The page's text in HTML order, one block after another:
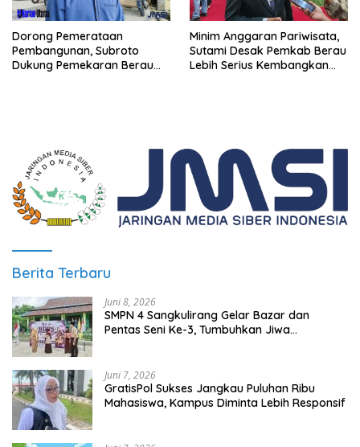
Dorong Pemerataan
Pembangunan, Subroto
Dukung Pemekaran Berau
Minim Anggaran Pariwisata,
Sutami Desak Pemkab Berau
Lebih Serius Kembangkan
Berita Terbaru
Juni 8, 2026
SMPN 4 Sangkulirang Gelar Bazar dan
Pentas Seni Ke-3, Tumbuhkan Jiwa
Juni 7, 2026
GratisPol Sukses Jangkau Puluhan Ribu
Mahasiswa, Kampus Diminta Lebih Responsif